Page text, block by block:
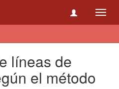
líneas de
el método